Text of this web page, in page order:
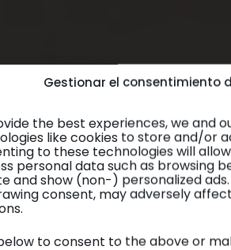
Gestionar el consentimiento
the best experiences, we and
like cookies to store and/or
to these technologies will
personal data such as browsing
and show (non-) personalized
consent, may adversely
to consent to the above or